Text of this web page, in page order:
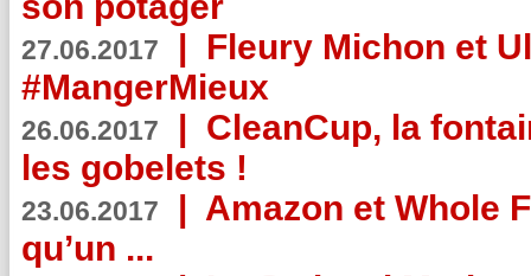
27.06.2017 | Fleury Michon et
#MangerMieux
26.06.2017 | CleanCup, la
les gobelets !
23.06.2017 | Amazon et Whole
qu’un ...